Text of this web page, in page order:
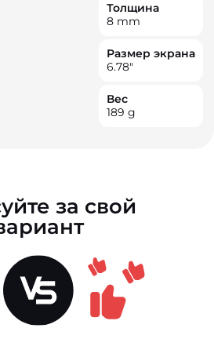
Толщина
8 mm
Размер экрана
6.78"
Вес
189 g
за свой